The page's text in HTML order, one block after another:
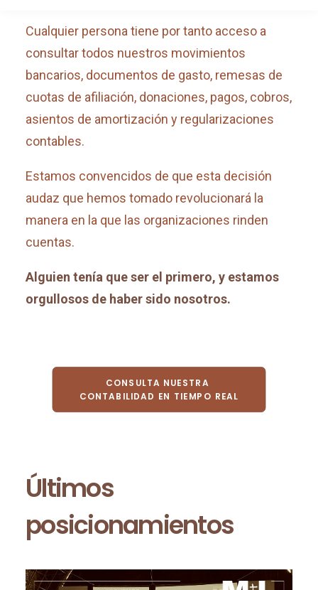
Cualquier persona tiene por tanto acceso a
consultar todos nuestros movimientos
bancarios, documentos de gasto, remesas de
cuotas de afiliación, donaciones, pagos, cobros,
asientos de amortización y regularizaciones
contables.
Estamos convencidos de que esta decisión
audaz que hemos tomado revolucionará la
manera en la que las organizaciones rinden
cuentas.
Alguien tenía que ser el primero, y estamos
orgullosos de haber sido nosotros.
CONSULTA NUESTRA
CONTABILIDAD EN TIEMPO REAL
Últimos
posicionamientos